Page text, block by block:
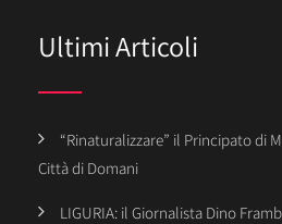
Ultimi Articoli
“Rinaturalizzare” il Principato di
Città di Domani
LIGURIA: il Giornalista Dino